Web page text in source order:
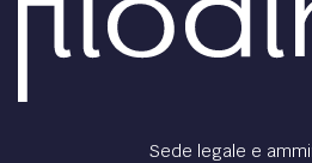
Sede legale e